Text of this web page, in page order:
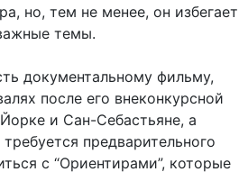
но, тем не менее, он избегает
темы.
документальному фильму,
после его внеконкурсной
и Сан-Себастьяне, а
предварительного
с “Ориентирами”, которые